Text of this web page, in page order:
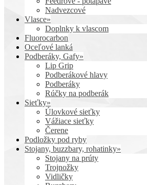
Nadvezcové
Vlasce»
Doplnky k vlascom
Fluorocarbon
Oceľové lanká
Podberáky, Gafy»
Lip Grip
Podberákové hlavy
Podberáky
Rúčky na podberák
Sieťky»
Úlovkové sieťky
Vážiace sieťky
Čerene
Podložky pod ryby
Stojany, buzzbary, rohatinky»
Stojany na prúty
Trojnožky
Vidličky